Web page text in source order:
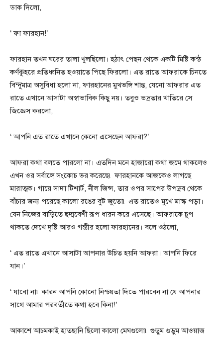
ডাক দিলো,
‘ ফা ফারহান!’
ফারহান তখন ঘরের তালা খুলছিলো। হঠাৎ পেছন থেকে একটি মিষ্টি কন্ঠ
কর্ণকুহরে প্রতিধ্বনিত হওয়াতে পিছে ফিরলো। এত রাতে আফরাকে চিনতে
বিন্দুমাত্র অসুবিধা হলো না, ফারহানের মুখভঙ্গি শান্ত, যেনো আফরার এত
রাতে এখানে আসাটা অস্বাভাবিক কিছু নয়। তবুও ভদ্রতার খাতিরে সে
জিজ্ঞেস করলো,
‘ আপনি এত রাতে এখানে কেনো এসেছেন আফরা?’
আফরা কথা বলতে পারলো না। এতদিন মনে হাজারো কথা জমে থাকলেও
এখন ওর সর্বাঙ্গে সংকোচ ভর করেছে৷ ফারহানকে আজকেও লাগছে
মারাত্মক। গায়ে সাদা টিশার্ট, নীল জিন্স, তার ওপর সাপের উপদ্রব থেকে
বাঁচার জন্য পরেছে কালো রঙের বুট জুতো৷ এত রাতেও মুখে মাস্ক পড়া।
যেন নিজের বাড়িতে ছদ্মবেশী রূপ ধারন করে এসেছে। আফরাকে চুপ
থাকতে দেখে দৃষ্টি আরও গম্ভীর হলো ফারহানের। বলে ওঠলো,
‘ এত রাতে এখানে আসাটা আপনার উচিত হয়নি আফরা। আপনি ফিরে
যান।’
‘ যাবো না৷ কারন আপনি কোনো নিশ্চয়তা দিতে পারবেন না যে আপনার
সাথে আমার পরবর্তীতে কথা হবে কিনা!’
আকাশে আচমকাই হাতছানি ছিলো কালো মেঘগুলো৷ গুড়ুম গুড়ুম আওয়াজ